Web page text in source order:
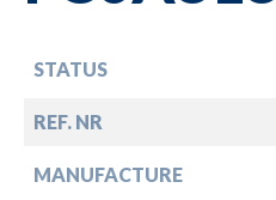
STATUS
REF. NR
MANUFACTURE